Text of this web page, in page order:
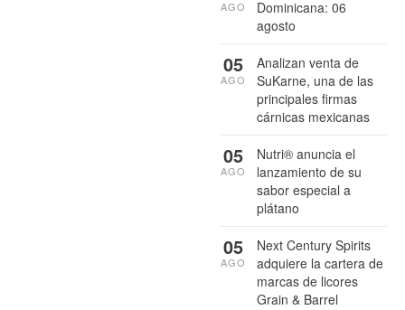
Dominicana: 06
agosto
AGO
Analizan venta de
SuKarne, una de las
principales firmas
cárnicas mexicanas
05
AGO
Nutri® anuncia el
lanzamiento de su
sabor especial a
plátano
05
AGO
Next Century Spirits
adquiere la cartera de
marcas de licores
Grain & Barrel
05
AGO